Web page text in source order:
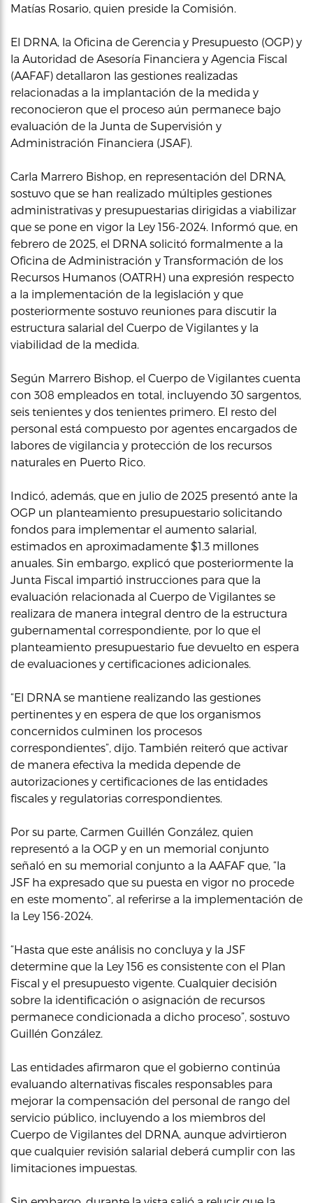
Matías Rosario, quien preside la Comisión.
El DRNA, la Oficina de Gerencia y Presupuesto (OGP) y
la Autoridad de Asesoría Financiera y Agencia Fiscal
(AAFAF) detallaron las gestiones realizadas
relacionadas a la implantación de la medida y
reconocieron que el proceso aún permanece bajo
evaluación de la Junta de Supervisión y
Administración Financiera (JSAF).
Carla Marrero Bishop, en representación del DRNA,
sostuvo que se han realizado múltiples gestiones
administrativas y presupuestarias dirigidas a viabilizar
que se pone en vigor la Ley 156-2024. Informó que, en
febrero de 2025, el DRNA solicitó formalmente a la
Oficina de Administración y Transformación de los
Recursos Humanos (OATRH) una expresión respecto
a la implementación de la legislación y que
posteriormente sostuvo reuniones para discutir la
estructura salarial del Cuerpo de Vigilantes y la
viabilidad de la medida.
Según Marrero Bishop, el Cuerpo de Vigilantes cuenta
con 308 empleados en total, incluyendo 30 sargentos,
seis tenientes y dos tenientes primero. El resto del
personal está compuesto por agentes encargados de
labores de vigilancia y protección de los recursos
naturales en Puerto Rico.
Indicó, además, que en julio de 2025 presentó ante la
OGP un planteamiento presupuestario solicitando
fondos para implementar el aumento salarial,
estimados en aproximadamente $1.3 millones
anuales. Sin embargo, explicó que posteriormente la
Junta Fiscal impartió instrucciones para que la
evaluación relacionada al Cuerpo de Vigilantes se
realizara de manera integral dentro de la estructura
gubernamental correspondiente, por lo que el
planteamiento presupuestario fue devuelto en espera
de evaluaciones y certificaciones adicionales.
“El DRNA se mantiene realizando las gestiones
pertinentes y en espera de que los organismos
concernidos culminen los procesos
correspondientes”, dijo. También reiteró que activar
de manera efectiva la medida depende de
autorizaciones y certificaciones de las entidades
fiscales y regulatorias correspondientes.
Por su parte, Carmen Guillén González, quien
representó a la OGP y en un memorial conjunto
señaló en su memorial conjunto a la AAFAF que, “la
JSF ha expresado que su puesta en vigor no procede
en este momento”, al referirse a la implementación de
la Ley 156-2024.
“Hasta que este análisis no concluya y la JSF
determine que la Ley 156 es consistente con el Plan
Fiscal y el presupuesto vigente. Cualquier decisión
sobre la identificación o asignación de recursos
permanece condicionada a dicho proceso”, sostuvo
Guillén González.
Las entidades afirmaron que el gobierno continúa
evaluando alternativas fiscales responsables para
mejorar la compensación del personal de rango del
servicio público, incluyendo a los miembros del
Cuerpo de Vigilantes del DRNA, aunque advirtieron
que cualquier revisión salarial deberá cumplir con las
limitaciones impuestas.